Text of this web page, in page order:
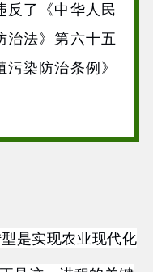
反了《中华人民
治法》第六十五
染防治条例》
是实现农业现代化